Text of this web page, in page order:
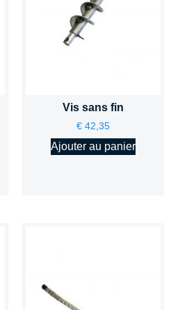
Vis sans fin
€ 42,35
Ajouter au panier